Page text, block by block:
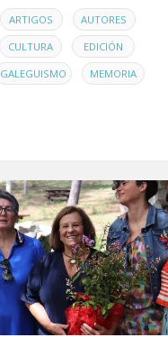
ARTIGOS , AUTORES ,
CULTURA , EDICIÓN ,
GALEGUISMO , MEMORIA